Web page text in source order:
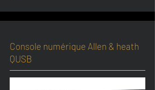
Console numérique Allen & heath
QUSB